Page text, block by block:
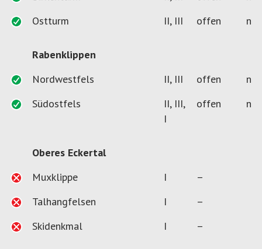
Ostturm
II, III offen n
Rabenklippen
Nordwestfels
II, III offen
n
Südostfels
II, III,
I
offen n
Oberes Eckertal
Muxklippe
I
–
Talhangfelsen
I
–
Skidenkmal
I –